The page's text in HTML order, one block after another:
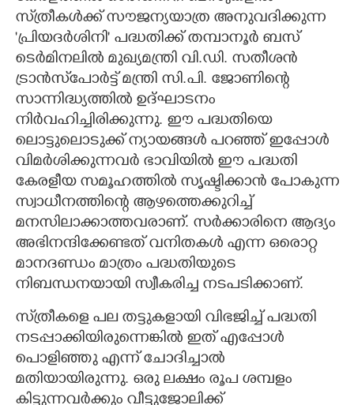
സ്‌ത്രീകൾക്ക് സൗജന്യയാത്ര അനുവദിക്കുന്ന
'പ്രിയദർശിനി' പദ്ധതിക്ക് തമ്പാനൂർ ബസ്
ടെർമിനലിൽ മുഖ്യമന്ത്രി വി.ഡി. സതീശൻ
ട്രാൻസ‌്‌പോർട്ട് മന്ത്രി സി.പി. ജോണിന്റെ
സാന്നിദ്ധ്യത്തിൽ ഉദ്ഘാടനം
നിർവഹിച്ചിരിക്കുന്നു. ഈ പദ്ധതിയെ
ലൊട്ടുലൊടുക്ക് ന്യായങ്ങൾ പറഞ്ഞ് ഇപ്പോൾ
വിമർശിക്കുന്നവർ ഭാവിയിൽ ഈ പദ്ധതി
കേരളീയ സമൂഹത്തിൽ സൃഷ്ടിക്കാൻ പോകുന്ന
സ്വാധീനത്തിന്റെ ആഴത്തെക്കുറിച്ച്
മനസിലാക്കാത്തവരാണ്. സർക്കാരിനെ ആദ്യം
അഭിനന്ദിക്കേണ്ടത് വനിതകൾ എന്ന ഒരൊറ്റ
മാനദണ്ഡം മാത്രം പദ്ധതിയുടെ
നിബന്ധനയായി സ്വീകരിച്ച നടപടിക്കാണ്.
സ്‌ത്രീകളെ പല തട്ടുകളായി വിഭജിച്ച് പദ്ധതി
നടപ്പാക്കിയിരുന്നെങ്കിൽ ഇത് എപ്പോൾ
പൊളിഞ്ഞു എന്ന് ചോദിച്ചാൽ
മതിയായിരുന്നു. ഒരു ലക്ഷം രൂപ ശമ്പളം
കിട്ടുന്നവർക്കും വീട്ടുജോലിക്ക്